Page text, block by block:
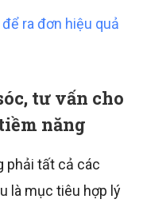
ra đơn hiệu quả
tư vấn cho
năng
phải tất cả các
là mục tiêu hợp lý